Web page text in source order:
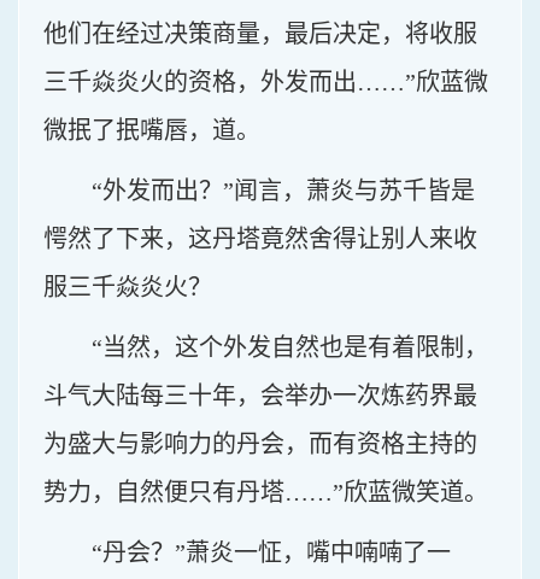
他们在经过决策商量，最后决定，将收服
三千焱炎火的资格，外发而出……”欣蓝微
微抿了抿嘴唇，道。
“外发而出？”闻言，萧炎与苏千皆是
愕然了下来，这丹塔竟然舍得让别人来收
服三千焱炎火？
“当然，这个外发自然也是有着限制，
斗气大陆每三十年，会举办一次炼药界最
为盛大与影响力的丹会，而有资格主持的
势力，自然便只有丹塔……”欣蓝微笑道。
“丹会？”萧炎一怔，嘴中喃喃了一